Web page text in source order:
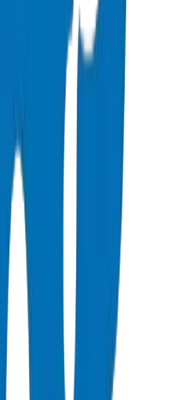
fiabilité système à long terme.
et entrepreneurs pour
/ Raccords performants de
et le gaspillage de ressources.